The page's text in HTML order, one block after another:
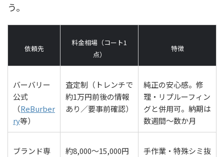
う。
依頼先
料金相場（コート1
点）
特徴
バーバリー
公式
（ReBurber
ry等）
査定制（トレンチで
約1万円前後の情報
あり／要事前確認）
純正の安心感。修
理・リプルーフィン
グと併用可。納期は
数週間〜数か月
ブランド専
約8,000〜15,000円
手作業・特殊シミ抜